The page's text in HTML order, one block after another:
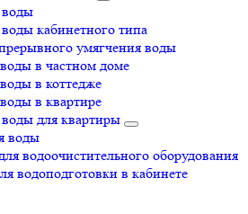
кабинетного типа
умягчения воды
в частном доме
в коттедже
в квартире
для квартиры
воды
водоочистительного оборудования
водоподготовки в кабинете